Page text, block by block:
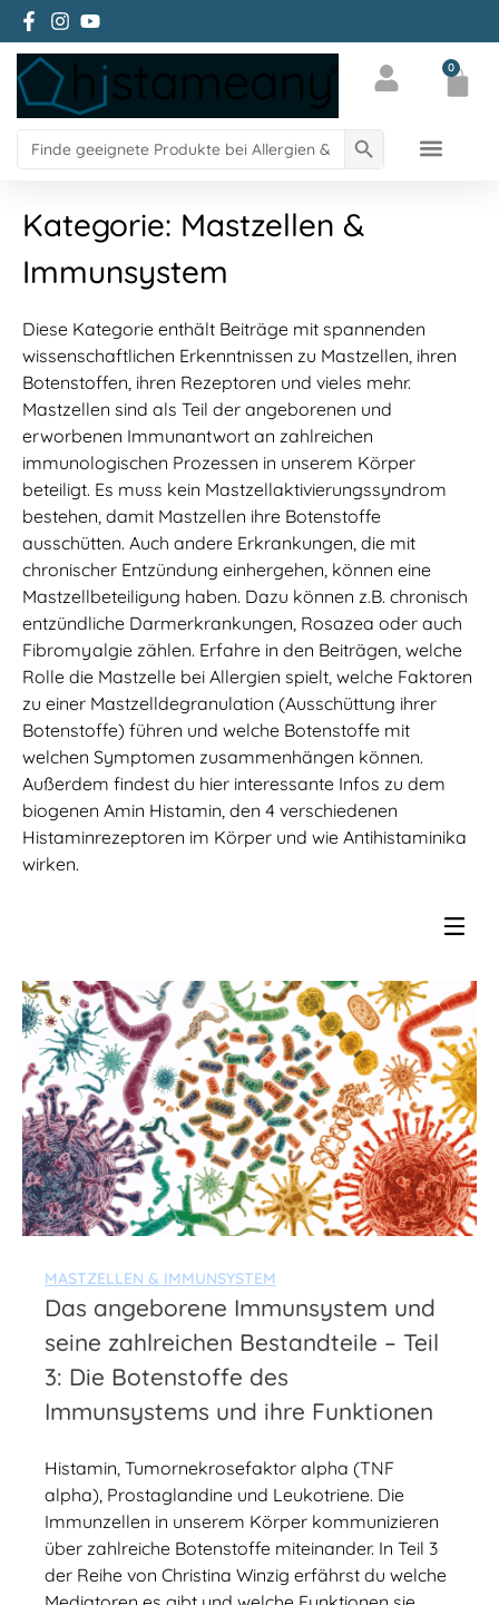
Zum facebbok Account von Histameany
Zum Instagram Account von histameany
Zum YouTube Account von histameany education
Mein Konto
0
for:
Kategorie: Mastzellen &
Immunsystem
Diese Kategorie enthält Beiträge mit spannenden
wissenschaftlichen Erkenntnissen zu Mastzellen, ihren
Botenstoffen, ihren Rezeptoren und vieles mehr.
Mastzellen sind als Teil der angeborenen und
erworbenen Immunantwort an zahlreichen
immunologischen Prozessen in unserem Körper
beteiligt. Es muss kein Mastzellaktivierungssyndrom
bestehen, damit Mastzellen ihre Botenstoffe
ausschütten. Auch andere Erkrankungen, die mit
chronischer Entzündung einhergehen, können eine
Mastzellbeteiligung haben. Dazu können z.B. chronisch
entzündliche Darmerkrankungen, Rosazea oder auch
Fibromyalgie zählen. Erfahre in den Beiträgen, welche
Rolle die Mastzelle bei Allergien spielt, welche Faktoren
zu einer Mastzelldegranulation (Ausschüttung ihrer
Botenstoffe) führen und welche Botenstoffe mit
welchen Symptomen zusammenhängen können.
Außerdem findest du hier interessante Infos zu dem
biogenen Amin Histamin, den 4 verschiedenen
Histaminrezeptoren im Körper und wie Antihistaminika
wirken.
MASTZELLEN & IMMUNSYSTEM
Das angeborene Immunsystem und
seine zahlreichen Bestandteile – Teil
3: Die Botenstoffe des
Immunsystems und ihre Funktionen
Histamin, Tumornekrosefaktor alpha (TNF
alpha), Prostaglandine und Leukotriene. Die
Immunzellen in unserem Körper kommunizieren
über zahlreiche Botenstoffe miteinander. In Teil 3
der Reihe von Christina Winzig erfährst du welche